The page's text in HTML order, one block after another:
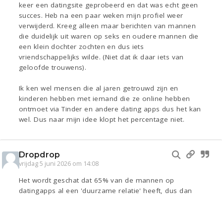
keer een datingsite geprobeerd en dat was echt geen
succes. Heb na een paar weken mijn profiel weer
verwijderd. Kreeg alleen maar berichten van mannen
die duidelijk uit waren op seks en oudere mannen die
een klein dochter zochten en dus iets
vriendschappelijks wilde. (Niet dat ik daar iets van
geloofde trouwens).
Ik ken wel mensen die al jaren getrouwd zijn en
kinderen hebben met iemand die ze online hebben
ontmoet via Tinder en andere dating apps dus het kan
wel. Dus naar mijn idee klopt het percentage niet.
Dropdrop
vrijdag 5 juni 2026 om 14:08
Het wordt geschat dat 65% van de mannen op
datingapps al een 'duurzame relatie' heeft, dus dan